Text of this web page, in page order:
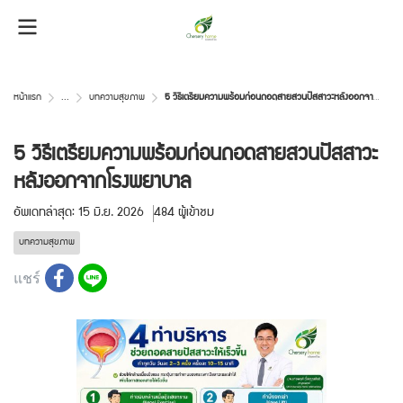
หน้าแรก ... บทความสุขภาพ 5 วิธีเตรียมความพร้อมก่อนถอดสายสวนปัสสาวะหลังออกจากโรงพยาบาล
5 วิธีเตรียมความพร้อมก่อนถอดสายสวนปัสสาวะ
หลังออกจากโรงพยาบาล
อัพเดทล่าสุด: 15 มิ.ย. 2026 484 ผู้เข้าชม
บทความสุขภาพ
แชร์